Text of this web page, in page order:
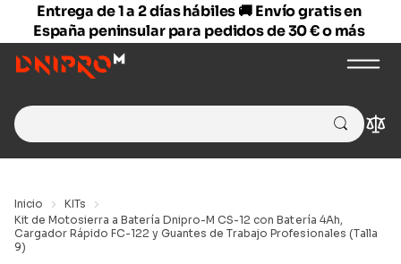
Entrega de 1 a 2 días hábiles 🚚 Envío gratis en
España peninsular para pedidos de 30 € o más
Search
for:
Inicio
KITs
Kit de Motosierra a Batería Dnipro-M CS-12 con Batería 4Ah,
Cargador Rápido FC-122 y Guantes de Trabajo Profesionales (Talla
9)